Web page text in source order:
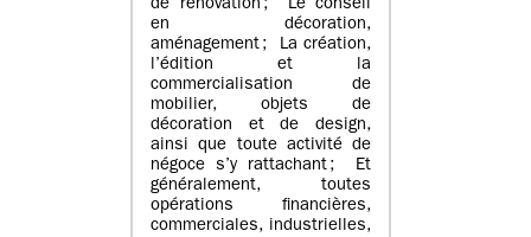
de rénovation ; Le conseil
en décoration,
aménagement ; La création,
l’édition et la
commercialisation de
mobilier, objets de
décoration et de design,
ainsi que toute activité de
négoce s’y rattachant ; Et
généralement, toutes
opérations financières,
commerciales, industrielles,